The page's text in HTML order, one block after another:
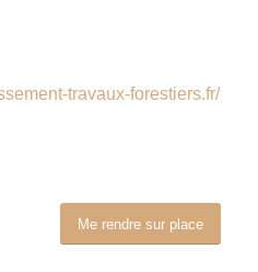
travaux-forestiers.fr/
Me rendre sur place